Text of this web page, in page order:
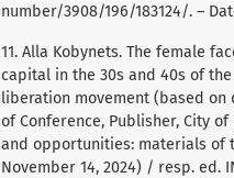
number/3908/196/183124/. –
11. Alla Kobynets. The female
capital in the 30s and 40s of
liberation movement (based on
of Conference, Publisher, City
and opportunities: materials of
November 14, 2024) / resp. ed.